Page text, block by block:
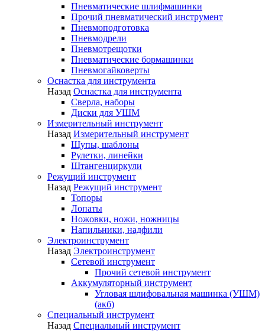
Пневматические шлифмашинки
Прочий пневматический инструмент
Пневмоподготовка
Пневмодрели
Пневмотрещотки
Пневматические бормашинки
Пневмогайковерты
Оснастка для инструмента
Назад Оснастка для инструмента
Сверла, наборы
Диски для УШМ
Измерительный инструмент
Назад Измерительный инструмент
Щупы, шаблоны
Рулетки, линейки
Штангенциркули
Режущий инструмент
Назад Режущий инструмент
Топоры
Лопаты
Ножовки, ножи, ножницы
Напильники, надфили
Электроинструмент
Назад Электроинструмент
Сетевой инструмент
Прочий сетевой инструмент
Аккумуляторный инструмент
Угловая шлифовальная машинка (УШМ)
(акб)
Специальный инструмент
Назад Специальный инструмент